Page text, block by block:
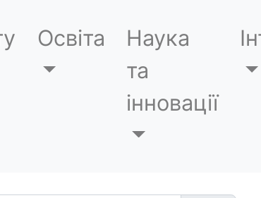
Освіта
Наука
та
інновації